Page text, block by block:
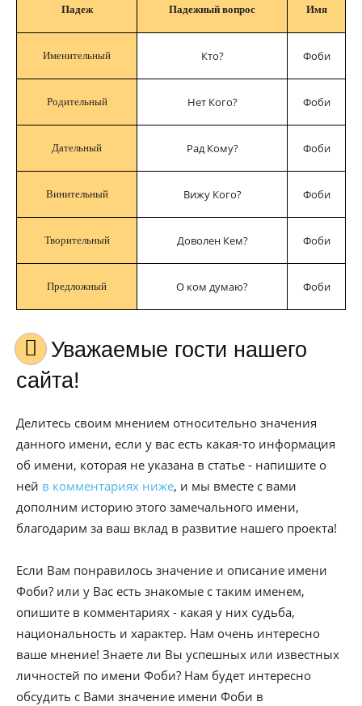
Падеж Падежный вопрос Имя
Именительный Кто? Фоби
Родительный Нет Кого? Фоби
Дательный Рад Кому? Фоби
Винительный Вижу Кого? Фоби
Творительный Доволен Кем? Фоби
Предложный О ком думаю? Фоби
Уважаемые гости нашего
сайта!
Делитесь своим мнением относительно значения
данного имени, если у вас есть какая-то информация
об имени, которая не указана в статье - напишите о
ней в комментариях ниже, и мы вместе с вами
дополним историю этого замечального имени,
благодарим за ваш вклад в развитие нашего проекта!
Если Вам понравилось значение и описание имени
Фоби? или у Вас есть знакомые с таким именем,
опишите в комментариях - какая у них судьба,
национальность и характер. Нам очень интересно
ваше мнение! Знаете ли Вы успешных или известных
личностей по имени Фоби? Нам будет интересно
обсудить с Вами значение имени Фоби в